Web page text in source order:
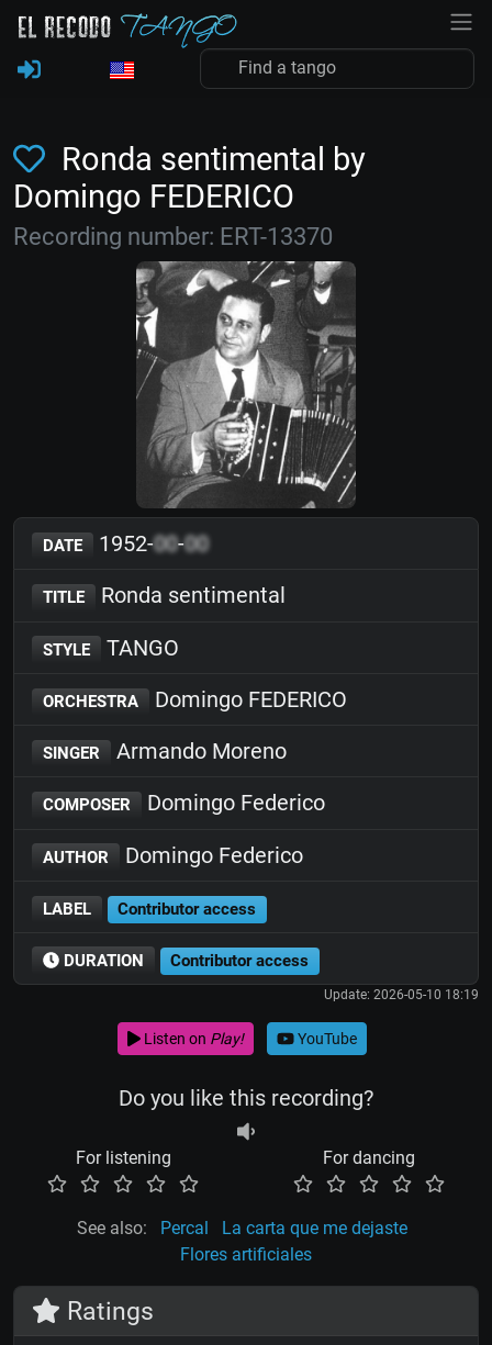
Ronda sentimental by
Domingo FEDERICO
Recording number: ERT-13370
DATE 1952-00-00
TITLE Ronda sentimental
STYLE TANGO
ORCHESTRA Domingo FEDERICO
SINGER Armando Moreno
COMPOSER Domingo Federico
AUTHOR Domingo Federico
LABEL Contributor access
DURATION Contributor access
Update: 2026-05-10 18:19
Listen on Play! YouTube
Do you like this recording?
For listening For dancing
See also: Percal
La carta que me dejaste
Flores artificiales
Ratings